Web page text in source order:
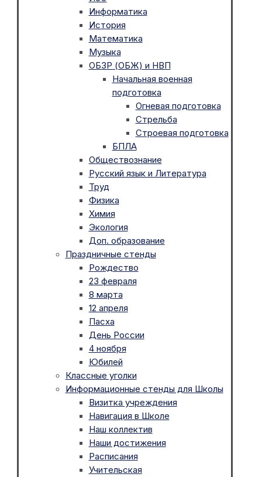
Информатика
История
Математика
Музыка
ОБЗР (ОБЖ) и НВП
Начальная военная
подготовка
Огневая подготовка
Стрельба
Строевая подготовка
БПЛА
Обществознание
Русский язык и Литература
Труд
Физика
Химия
Экология
Доп. образование
Праздничные стенды
Рождество
23 февраля
8 марта
12 апреля
Пасха
День России
4 ноября
Юбилей
Классные уголки
Информационные стенды для Школы
Визитка учреждения
Навигация в Школе
Наш коллектив
Наши достижения
Расписания
Учительская